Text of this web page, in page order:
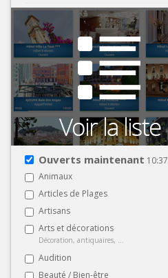
Ouverts maintenant 10:37
Animaux
Articles de Plages
Artisans
Arts et décorations
Décoration, antiquaires, ...
Audition
Beauté / Bien-être